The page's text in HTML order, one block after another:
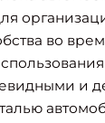
во
и